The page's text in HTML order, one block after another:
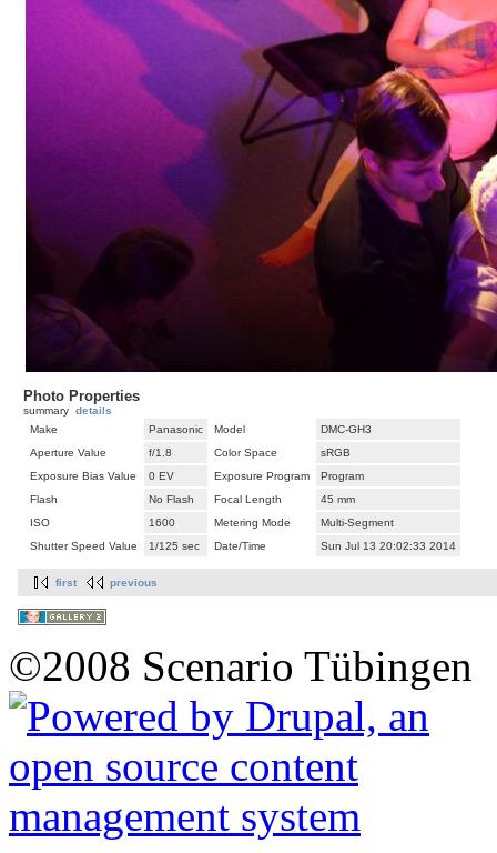
Photo Properties
summary details
Make
Panasonic Model
DMC-GH3
Aperture Value
f/1.8 Color Space
sRGB
Exposure Bias Value
0 EV Exposure Program
Program
Flash
No Flash Focal Length
45 mm
ISO
1600 Metering Mode
Multi-Segment
Shutter Speed Value
1/125 sec Date/Time Sun Jul 13 20:02:33 2014
first previous
©2008 Scenario Tübingen